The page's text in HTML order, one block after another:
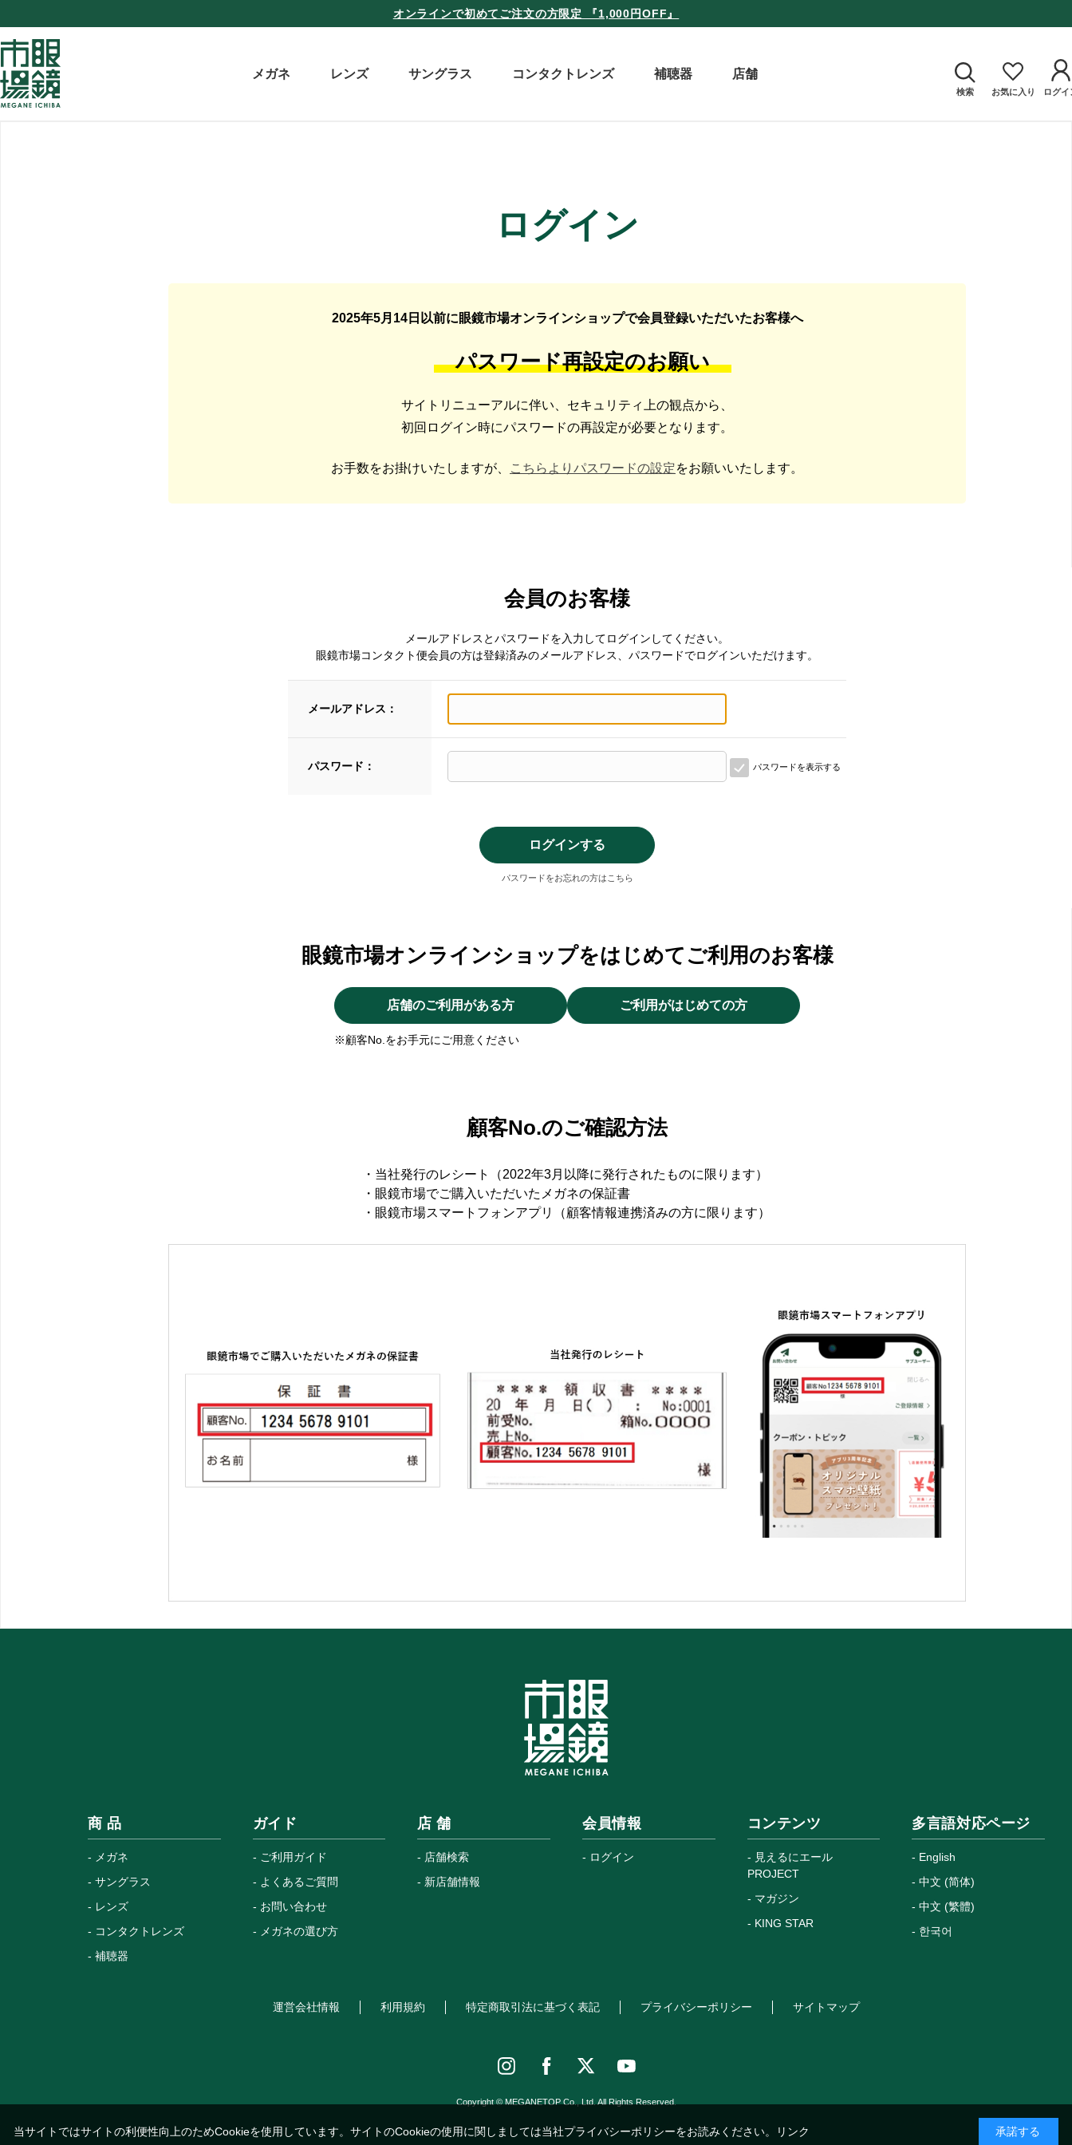
オンラインで初めてご注文の方限定 『1,000円OFF』
メガネ レンズ サングラス コンタクトレンズ 補聴器 店舗
検索 お気に入り ログイ
ログイン
2025年5月14日以前に眼鏡市場オンラインショップで会員登録いただいたお客様へ
パスワード再設定のお願い
サイトリニューアルに伴い、セキュリティ上の観点から、
初回ログイン時にパスワードの再設定が必要となります。
お手数をお掛けいたしますが、 こちらよりパスワードの設定をお願いいたします。
会員のお客様
メールアドレスとパスワードを入力してログインしてください。
眼鏡市場コンタクト便会員の方は登録済みのメールアドレス、パスワードでログインいただけます。
メールアドレス：
パスワード： パスワードを表示する
パスワードをお忘れの方はこちら
眼鏡市場オンラインショップをはじめてご利用のお客様
店舗のご利用がある方
※顧客No.をお手元にご用意ください
ご利用がはじめての方
顧客No.のご確認方法
・当社発行のレシート（2022年3月以降に発行されたものに限ります）
・眼鏡市場でご購入いただいたメガネの保証書
・眼鏡市場スマートフォンアプリ（顧客情報連携済みの方に限ります）
商 品
メガネ
サングラス
レンズ
コンタクトレンズ
補聴器
ガイド
ご利用ガイド
よくあるご質問
お問い合わせ
メガネの選び方
店 舗
店舗検索
新店舗情報
会員情報
ログイン
コンテンツ
見えるにエール
PROJECT
マガジン
KING STAR
多言語対応ページ
English
中文 (简体)
中文 (繁體)
한국어
運営会社情報 利用規約 特定商取引法に基づく表記 プライバシーポリシー サイトマップ
Copyright © MEGANETOP Co., Ltd. All Rights Reserved.
当サイトではサイトの利便性向上のためCookieを使用しています。サイトのCookieの使用に関しましては当社プライバシーポリシーをお読みください。 リンク 承諾する